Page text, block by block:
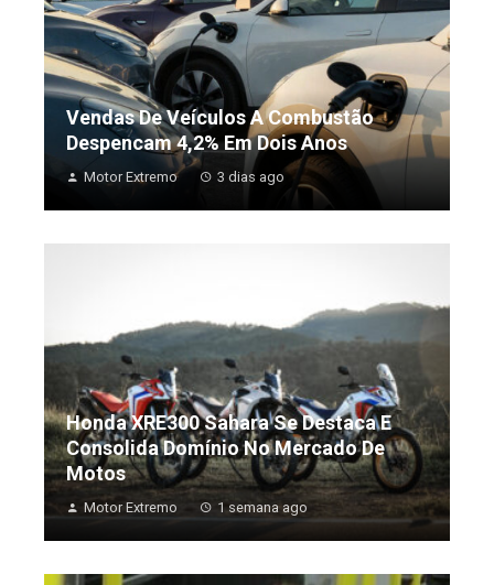
Vendas De Veículos A Combustão
Despencam 4,2% Em Dois Anos
Motor Extremo 3 dias ago
Honda XRE300 Sahara Se Destaca E
Consolida Domínio No Mercado De
Motos
Motor Extremo 1 semana ago